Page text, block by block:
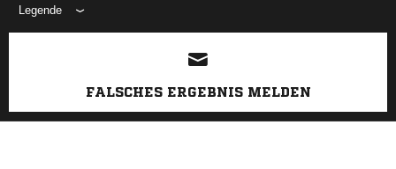
Legende
ANZEIGE
FALSCHES ERGEBNIS MELDEN